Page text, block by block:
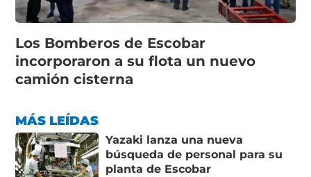
Los Bomberos de Escobar
incorporaron a su flota un nuevo
camión cisterna
MÁS LEÍDAS
Yazaki lanza una nueva
búsqueda de personal para su
planta de Escobar